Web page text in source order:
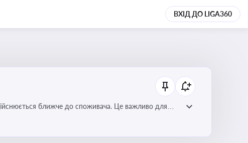
ВХІД ДО LIGA360
ближче до споживача. Це важливо для
розвитку відновлюваних джерел